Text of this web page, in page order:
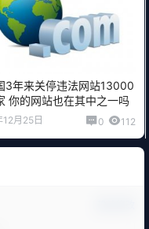
3年来关停违法网站13000
你的网站也在其中之一吗
12月25日 0 112